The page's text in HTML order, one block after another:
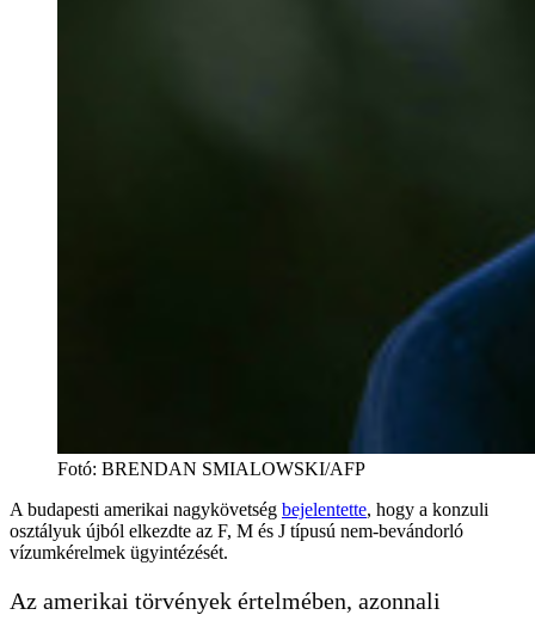
Fotó: BRENDAN SMIALOWSKI/AFP
A budapesti amerikai nagykövetség bejelentette, hogy a konzuli
osztályuk újból elkezdte az F, M és J típusú nem-bevándorló
vízumkérelmek ügyintézését.
Az amerikai törvények értelmében, azonnali